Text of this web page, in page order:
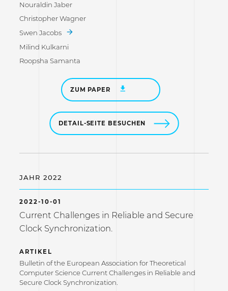
Nouraldin Jaber
Christopher Wagner
Swen Jacobs
Milind Kulkarni
Roopsha Samanta
ZUM PAPER
DETAIL-SEITE BESUCHEN
JAHR 2022
2022-10-01
Current Challenges in Reliable and Secure
Clock Synchronization.
ARTIKEL
Bulletin of the European Association for Theoretical
Computer Science Current Challenges in Reliable and
Secure Clock Synchronization.